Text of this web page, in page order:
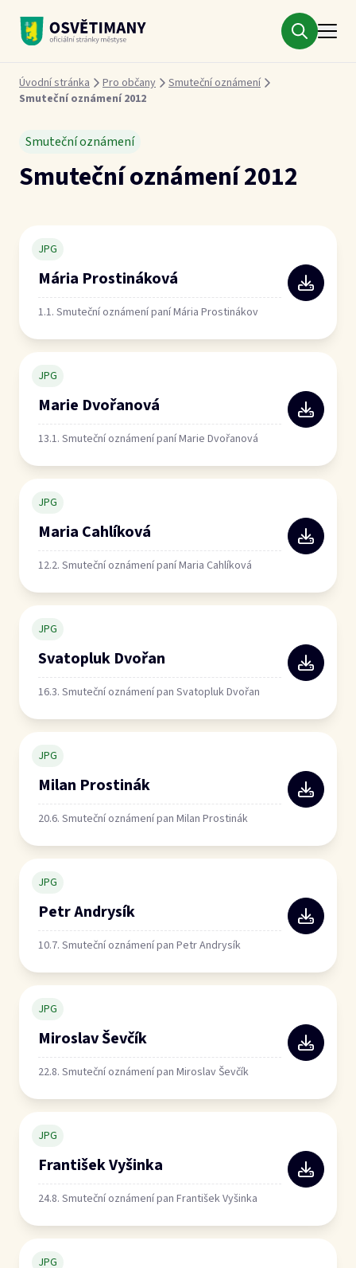
Drobečková navigace
Úvodní stránka Pro občany
Smuteční oznámení
Smuteční oznámení 2012
Smuteční oznámení
Smuteční oznámení 2012
JPG
Mária Prostináková
1.1. Smuteční oznámení paní Mária Prostinákov
JPG
Marie Dvořanová
13.1. Smuteční oznámení paní Marie Dvořanová
JPG
Maria Cahlíková
12.2. Smuteční oznámení paní Maria Cahlíková
JPG
Svatopluk Dvořan
16.3. Smuteční oznámení pan Svatopluk Dvořan
JPG
Milan Prostinák
20.6. Smuteční oznámení pan Milan Prostinák
JPG
Petr Andrysík
10.7. Smuteční oznámení pan Petr Andrysík
JPG
Miroslav Ševčík
22.8. Smuteční oznámení pan Miroslav Ševčík
JPG
František Vyšinka
24.8. Smuteční oznámení pan František Vyšinka
JPG